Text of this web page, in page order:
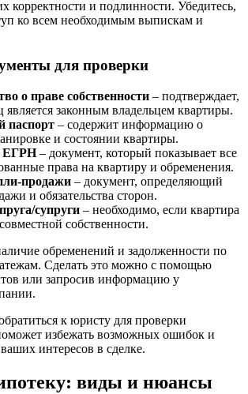
корректности и подлинности. Убедитесь,
ко всем необходимым выпискам и
для проверки
о праве собственности – подтверждает,
является законным владельцем квартиры.
паспорт – содержит информацию о
и состоянии квартиры.
ЕГРН– документ, который показывает все
права на квартиру и обременения.
продажи – документ, определяющий
и обязательства сторон.
супруги – необходимо, если квартира
собственности.
обременений и задолженности по
Сделать это можно с помощью
или запросив информацию у
к юристу для проверки
избежать возможных ошибок и
интересов в сделке.
виды и нюансы